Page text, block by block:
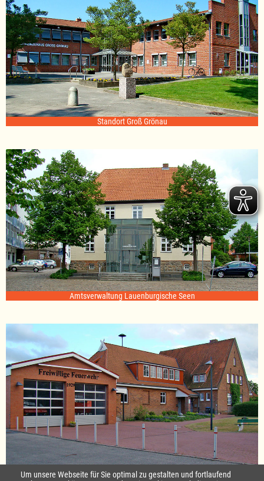
Standort Groß Grönau
Amtsverwaltung Lauenburgische Seen
Standort Sterley
Um unsere Webseite für Sie optimal zu gestalten und fortlaufend